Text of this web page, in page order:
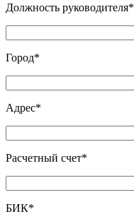
Должность руководителя*
Город*
Адрес*
Расчетный счет*
БИК*